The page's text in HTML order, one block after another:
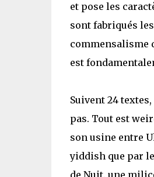
et pose les
sont fabriqués
commensalisme
est
Suivent 24
pas. Tout est
son usine entre
yiddish que par
de Nuit, une